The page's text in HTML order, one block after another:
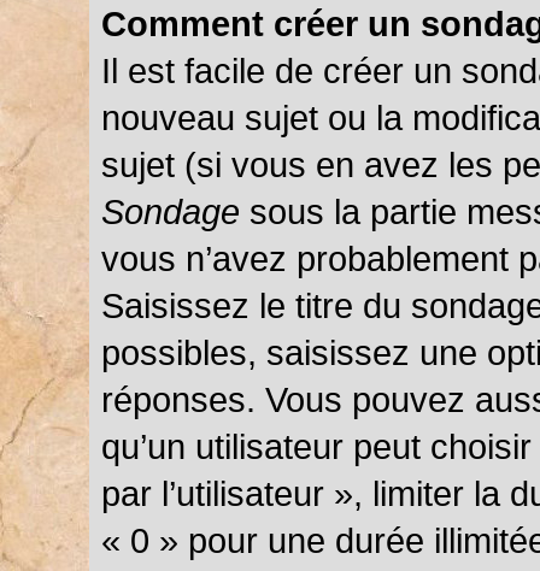
Comment créer un
Il est facile de créer un
nouveau sujet ou la
sujet (si vous en avez les
Sondage sous la partie
vous n’avez probablement
Saisissez le titre du
possibles, saisissez une
réponses. Vous pouvez
qu’un utilisateur peut
par l’utilisateur », limiter la
« 0 » pour une durée